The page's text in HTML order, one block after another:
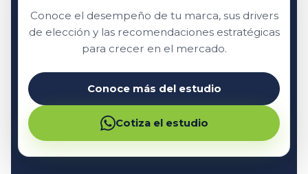
Conoce el desempeño de tu marca, sus drivers
de elección y las recomendaciones estratégicas
para crecer en el mercado.
Conoce más del estudio
Cotiza el estudio